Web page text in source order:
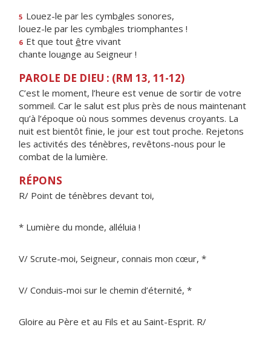
5 Louez-le par les cymbales sonores,
louez-le par les cymbales triomphantes !
6 Et que tout être vivant
chante louange au Seigneur !
PAROLE DE DIEU : (RM 13, 11-12)
C’est le moment, l’heure est venue de sortir de votre
sommeil. Car le salut est plus près de nous maintenant
qu’à l’époque où nous sommes devenus croyants. La
nuit est bientôt finie, le jour est tout proche. Rejetons
les activités des ténèbres, revêtons-nous pour le
combat de la lumière.
RÉPONS
R/ Point de ténèbres devant toi,
* Lumière du monde, alléluia !
V/ Scrute-moi, Seigneur, connais mon cœur, *
V/ Conduis-moi sur le chemin d’éternité, *
Gloire au Père et au Fils et au Saint-Esprit. R/